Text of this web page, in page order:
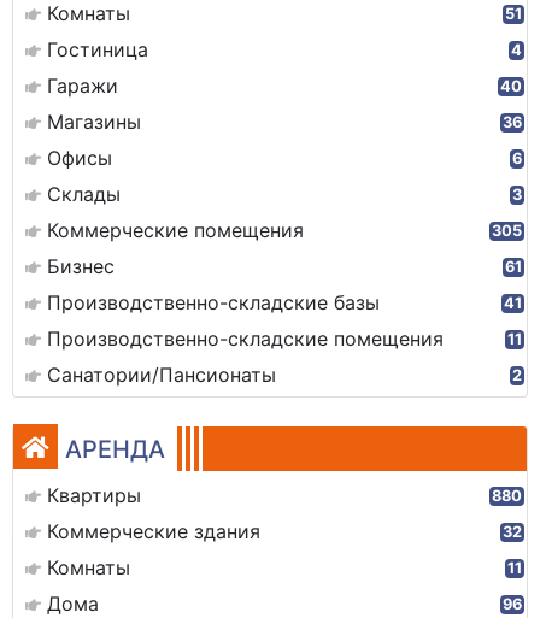
Комнаты 51
Гостиница 4
Гаражи 40
Магазины 36
Офисы 6
Склады 3
Коммерческие помещения 305
Бизнес 61
Производственно-складские базы 41
Производственно-складские помещения 11
Санатории/Пансионаты 2
АРЕНДА
Квартиры 880
Коммерческие здания 32
Комнаты 11
Дома 96